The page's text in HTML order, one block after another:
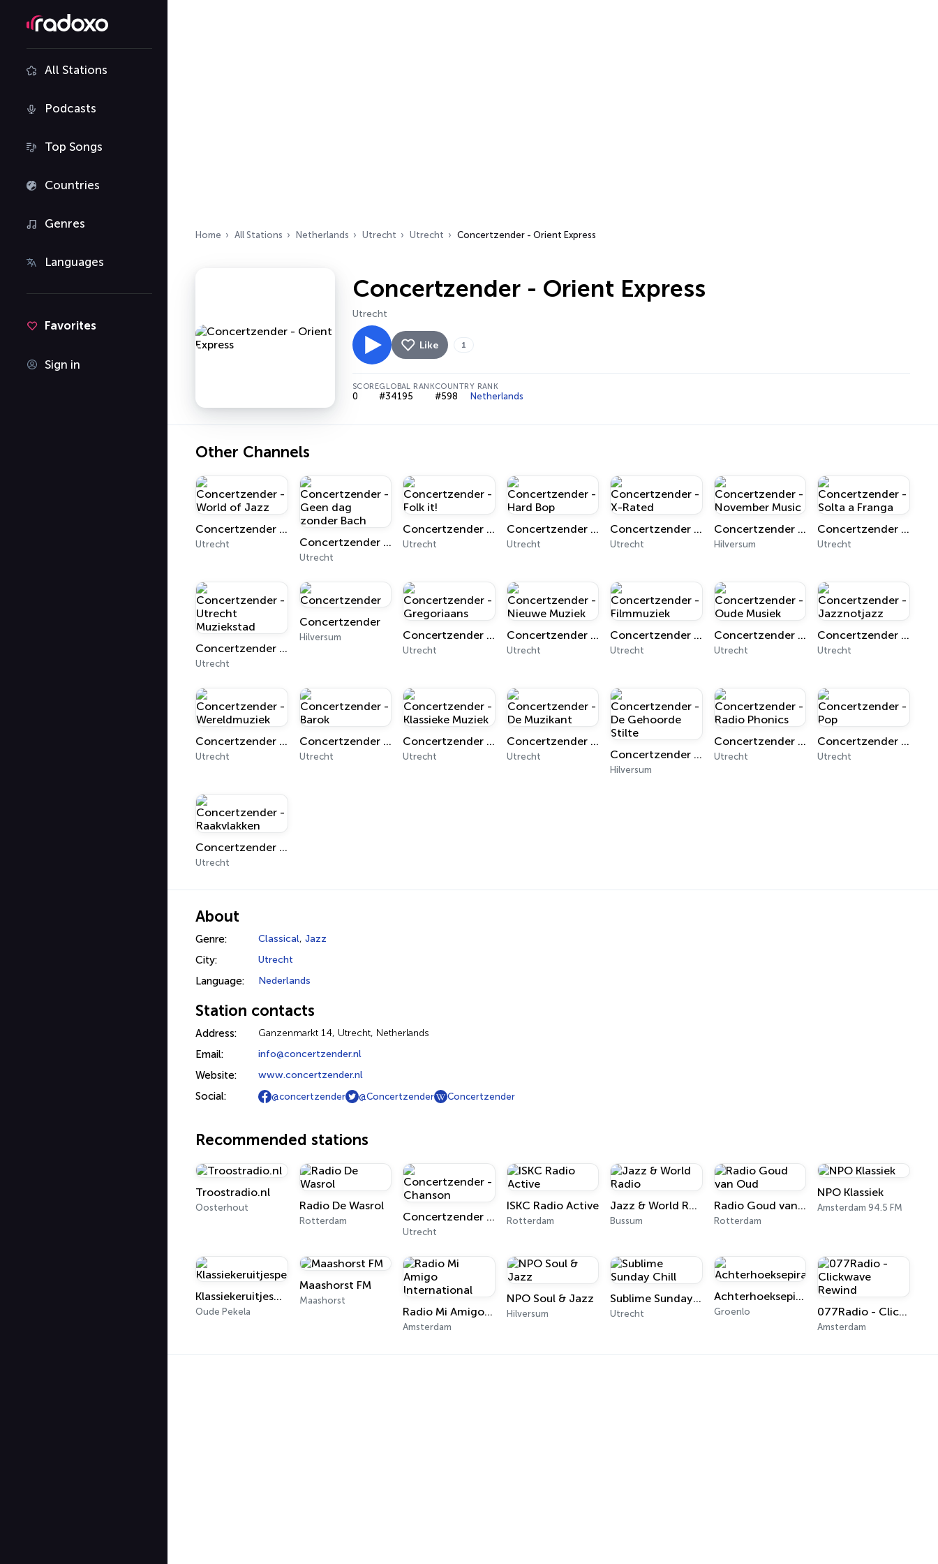
All Stations
Podcasts
Top Songs
Countries
Genres
Languages
Favorites
Sign in
Home All Stations Netherlands Utrecht Utrecht Concertzender - Orient Express
Concertzender - Orient Express
Utrecht
Like 1
SCORE
0
GLOBAL RANK
#34195
COUNTRY RANK
#598 Netherlands
Other Channels
Concertzender - World of Jazz
Utrecht Concertzender - Geen dag zonder Bach
Utrecht
Concertzender - Folk it!
Utrecht
Concertzender - Hard Bop
Utrecht
Concertzender - X-Rated
Utrecht
Concertzender - November Music
Hilversum
Concertzender - Solta a Franga
Utrecht
Concertzender - Utrecht Muziekstad
Utrecht
Concertzender
Hilversum Concertzender - Gregoriaans
Utrecht
Concertzender - Nieuwe Muziek
Utrecht
Concertzender - Filmmuziek
Utrecht
Concertzender - Oude Musiek
Utrecht
Concertzender - Jazznotjazz
Utrecht
Concertzender - Wereldmuziek
Utrecht
Concertzender - Barok
Utrecht
Concertzender - Klassieke Muziek
Utrecht
Concertzender - De Muzikant
Utrecht Concertzender - De Gehoorde Stilte
Hilversum
Concertzender - Radio Phonics
Utrecht
Concertzender - Pop
Utrecht
Concertzender - Raakvlakken
Utrecht
About
Genre: Classical, Jazz
City: Utrecht
Language: Nederlands
Station contacts
Address: Ganzenmarkt 14, Utrecht, Netherlands
Email: info@concertzender.nl
Website: www.concertzender.nl
Social: @concertzender @Concertzender Concertzender
Recommended stations
Troostradio.nl
Oosterhout Radio De Wasrol
Rotterdam Concertzender - Chanson
Utrecht
ISKC Radio Active
Rotterdam
Jazz & World Radio
Bussum
Radio Goud van Oud
Rotterdam
NPO Klassiek
Amsterdam 94.5 FM
Klassiekeruitjespeaker
Oude Pekela
Maashorst FM
Maashorst
Radio Mi Amigo International
Amsterdam
NPO Soul & Jazz
Hilversum
Sublime Sunday Chill
Utrecht
Achterhoeksepiraten.com
Groenlo 077Radio - Clickwave Rewind
Amsterdam